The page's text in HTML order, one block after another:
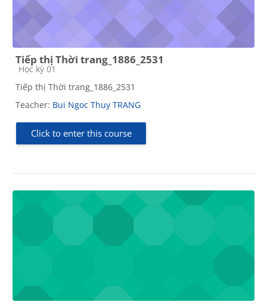
Tiếp thị Thời trang_1886_2531
Course category
Học kỳ 01
Tiếp thị Thời trang_1886_2531
Teacher: Bui Ngoc Thuy TRANG
Click to enter this course